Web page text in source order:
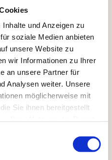
und Anzeigen zu
soziale Medien anbieten
unsere Website zu
wir Informationen zu Ihrer
an unsere Partner für
Analysen weiter. Unsere
möglicherweise mit
Sie ihnen bereitgestellt
Schlafplatz
Schlafplatz ist
da er
unserer
Gesundheit
Schlafes regeneriert
schafft die